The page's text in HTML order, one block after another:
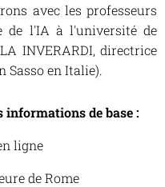
avec les professeurs
de l'IA à l'université de
INVERARDI, directrice
Sasso en Italie).
informations de base :
ligne
de Rome